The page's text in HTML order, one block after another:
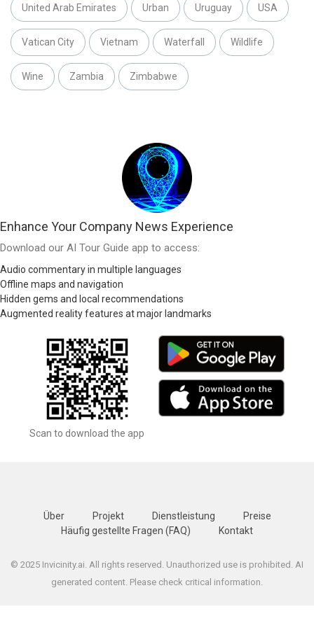
United Arab Emirates Urban Uruguay USA
Vatican City Vietnam Waterfall Wildlife
Wine Zambia Zimbabwe
Enhance Your Company News Experience
Download our AI Tour Guide app to access:
Audio commentary in multiple languages
Offline maps and navigation
Hidden gems and local recommendations
Augmented reality features at major landmarks
Scan to download the app
Über Projekt Dienstleistung
Preise
Häufig gestellte Fragen (FAQ)
Kontakt
© 2025 Invicinity.ai. All rights reserved. Unauthorized use is prohibited. AI
generated content. Please check critical information.